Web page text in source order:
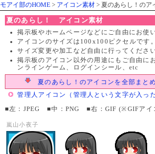
モアイ部のHOME > アイコン素材 > 夏のあらし！のア
夏のあらし！ アイコン素材
掲示板やホームページなどにご自由にお使
アイコンのサイズは100x100ピクセルです。
サイズ変更や加工など自由に行ってください
掲示板のアイコン以外の用途にもご自由
ンラインゲーム、ログインシール、etc
夏のあらし！のアイコンを全部ま
管理人アイコン（管理人という文字が入っ
■左：JPEG ■中：PNG ■右：GIF (※GIFアイ
嵐山小夜子